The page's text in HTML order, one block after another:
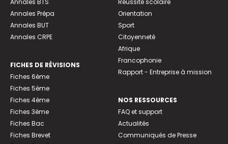
Annales BTS
Annales Prépa
Annales BUT
Annales CRPE
FICHES DE RÉVISIONS
Fiches 6ème
Fiches 5ème
Fiches 4ème
Fiches 3ème
Fiches Bac
Fiches Brevet
Réussite scolaire
Orientation
Sport
Citoyenneté
Afrique
Francophonie
Rapport - Entreprise à mission
NOS RESSOURCES
FAQ et support
Actualités
Communiqués de Presse